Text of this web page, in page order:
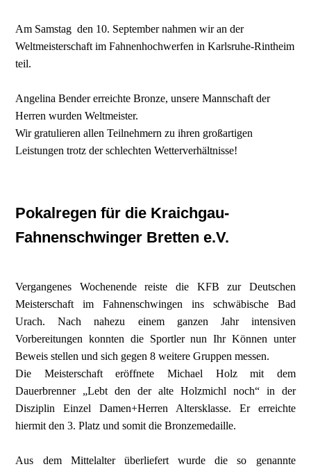
Am Samstag den 10. September nahmen wir an der
Weltmeisterschaft im Fahnenhochwerfen in Karlsruhe-Rintheim
teil.
Angelina Bender erreichte Bronze, unsere Mannschaft der
Herren wurden Weltmeister.
Wir gratulieren allen Teilnehmern zu ihren großartigen
Leistungen trotz der schlechten Wetterverhältnisse!
Pokalregen für die Kraichgau-
Fahnenschwinger Bretten e.V.
Vergangenes Wochenende reiste die KFB zur Deutschen
Meisterschaft im Fahnenschwingen ins schwäbische Bad
Urach. Nach nahezu einem ganzen Jahr intensiven
Vorbereitungen konnten die Sportler nun Ihr Können unter
Beweis stellen und sich gegen 8 weitere Gruppen messen.
Die Meisterschaft eröffnete Michael Holz mit dem
Dauerbrenner „Lebt den der alte Holzmichl noch“ in der
Disziplin Einzel Damen+Herren Altersklasse. Er erreichte
hiermit den 3. Platz und somit die Bronzemedaille.
Aus dem Mittelalter überliefert wurde die so genannte